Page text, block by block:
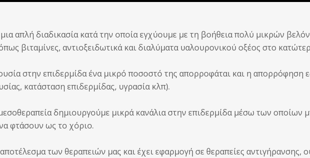
απλή διαδικασία κατά την οποία εγχύουμε με τη βοήθεια πολύ μικρών
βιταμίνες, αντιοξειδωτικά και διαλύματα υαλουρονικού οξέος στο
στην επιδερμίδα ένα μικρό ποσοστό της απορροφάται και η απορρόφηση
κατάσταση επιδερμίδας, υγρασία κλπ).
δημιουργούμε μικρά κανάλια στην επιδερμίδα μέσω των οποίων
φτάσουν ως το χόριο.
των θεραπειών μας και έχει εφαρμογή σε θεραπείες